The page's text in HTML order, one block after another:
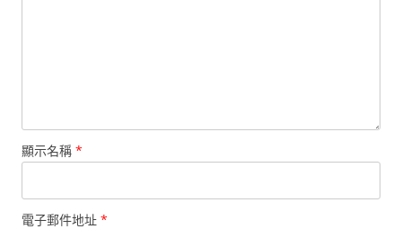
顯示名稱 *
電子郵件地址 *